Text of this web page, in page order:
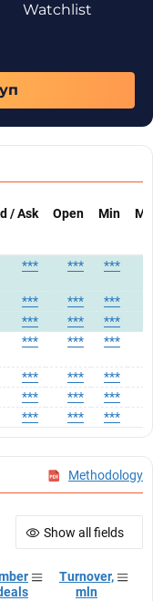
Watchlist
/ Ask Open Min
*** *** ***
*** *** ***
*** *** ***
*** *** ***
*** *** ***
*** *** ***
*** *** ***
Methodology
Show all fields
Turnover,
mln